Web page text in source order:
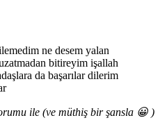
ne desem yalan
bitireyim işallah
da başarılar dilerim
ile (ve müthiş bir şansla 😀 )